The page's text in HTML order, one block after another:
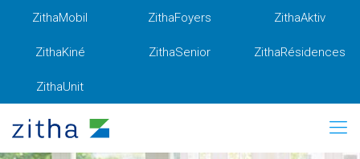
ZithaMobil ZithaFoyers ZithaAktiv
ZithaKiné ZithaSenior ZithaRésidences
ZithaUnit